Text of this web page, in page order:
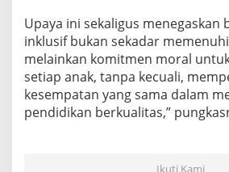
Upaya ini sekaligus menegaskan
inklusif bukan sekadar
melainkan komitmen moral
setiap anak, tanpa kecuali,
kesempatan yang sama dalam
pendidikan berkualitas,”
Ikuti Kami